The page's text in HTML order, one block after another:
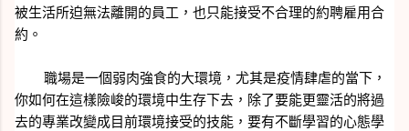
被生活所迫無法離開的員工，也只能接受不合理的約聘雇用合
約。
你如何在這樣險峻的環境中生存下去，除了要能更靈活的將過
去的專業改變成目前環境接受的技能，要有不斷學習的心態學